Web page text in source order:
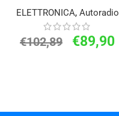
ELETTRONICA, Autoradio
€102,89 €89,90